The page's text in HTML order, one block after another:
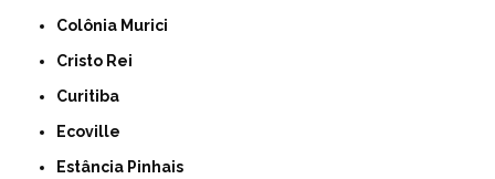
Colônia Murici
Cristo Rei
Curitiba
Ecoville
Estância Pinhais